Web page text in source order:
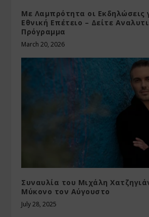
Με Λαμπρότητα οι Εκδηλώσεις
Εθνική Επέτειο – Δείτε
Πρόγραμμα
March 20, 2026
Συναυλία του Μιχάλη
Μύκονο τον Αύγουστο
July 28, 2025